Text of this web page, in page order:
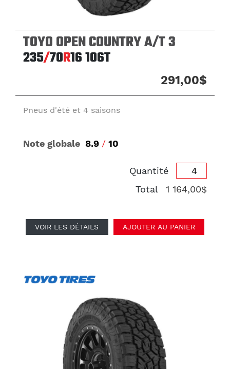
TOYO OPEN COUNTRY A/T 3
235/70R16106T
291,00$
Pneus d'été et 4 saisons
Note globale 8.9 / 10
Quantité
Total
1 164,00$
VOIR LES DÉTAILS AJOUTER AU PANIER